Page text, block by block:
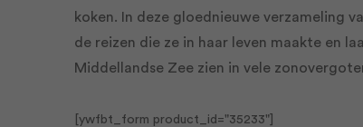
koken. In deze gloednieuwe verzameling
de reizen die ze in haar leven maakte en
Middellandse Zee zien in vele
[ywfbt_form product_id="35233"]